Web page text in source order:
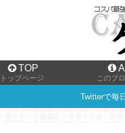
TOP
トップページ
このブ
Twitterで毎